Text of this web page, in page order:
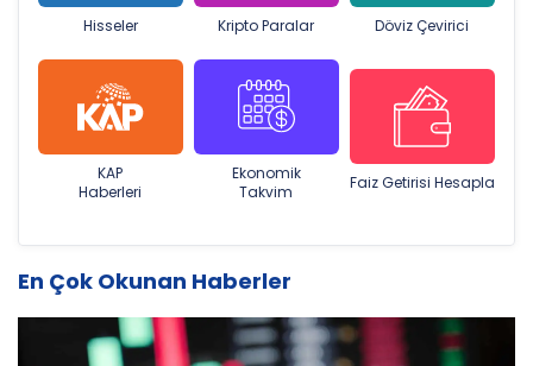
Hisseler Kripto Paralar Döviz Çevirici
KAP
Haberleri
Ekonomik
Takvim
Faiz Getirisi Hesapla
En Çok Okunan Haberler